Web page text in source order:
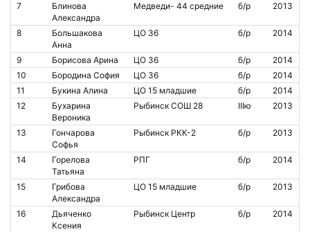
7
Блинова
Александра
Медведи- 44 средние б/р 2013
8
Большакова
Анна
ЦО 36 б/р 2014
9 Борисова Арина ЦО 36 б/р
2014
10
Бородина София ЦО 36 б/р
2014
11
Букина Алина ЦО 15 младшие б/р
2014
12
Бухарина
Вероника
Рыбинск СОШ 28 IIIю 2013
13
Гончарова
Софья
Рыбинск РКК-2 б/р 2013
14
Горелова
Татьяна
РПГ б/р 2014
15
Грибова
Александра
ЦО 15 младшие б/р 2013
16
Дьяченко
Ксения
Рыбинск Центр б/р 2014